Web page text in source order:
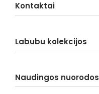
Kontaktai
Apmokėjimas
Grąžinimas
Labubu kolekcijos
Big into Energy
Naudingos nuorodos